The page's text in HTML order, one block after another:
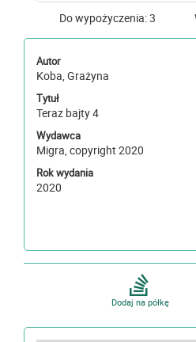
Do wypożyczenia: 3
Autor
Koba, Grażyna
Tytuł
Teraz bajty 4
Wydawca
Migra, copyright 2020
Rok wydania
2020
Dodaj na półkę